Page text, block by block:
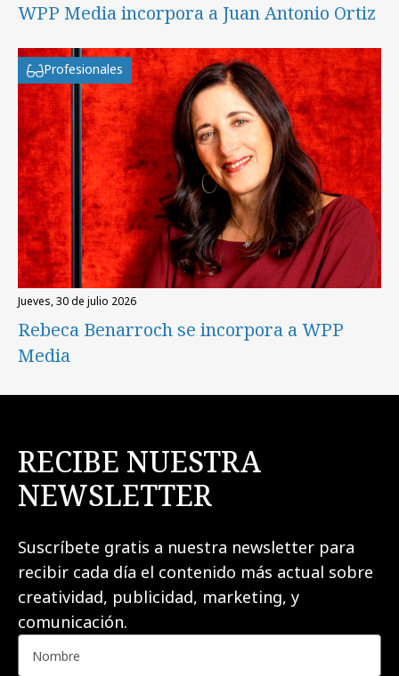
WPP Media incorpora a Juan Antonio Ortiz
Profesionales
jueves, 30 de julio 2026
Rebeca Benarroch se incorpora a WPP
Media
RECIBE NUESTRA
NEWSLETTER
Suscríbete gratis a nuestra newsletter para
recibir cada día el contenido más actual sobre
creatividad, publicidad, marketing, y
comunicación.